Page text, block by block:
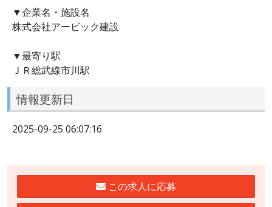
▼企業名・施設名
株式会社アービック建設
▼最寄り駅
ＪＲ総武線市川駅
情報更新日
2025-09-25 06:07:16
この求人に応募